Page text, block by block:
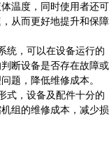
温度，同时使用者还可
从而更好地提升和保障
统，可以在设备运行的
断设备是否存在故障或
题，降低维修成本。
式，设备及配件十分的
组的维修成本，减少损